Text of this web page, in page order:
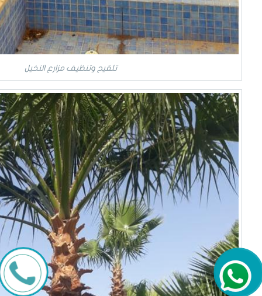
تلقيح وتنظيف مزارع النخيل